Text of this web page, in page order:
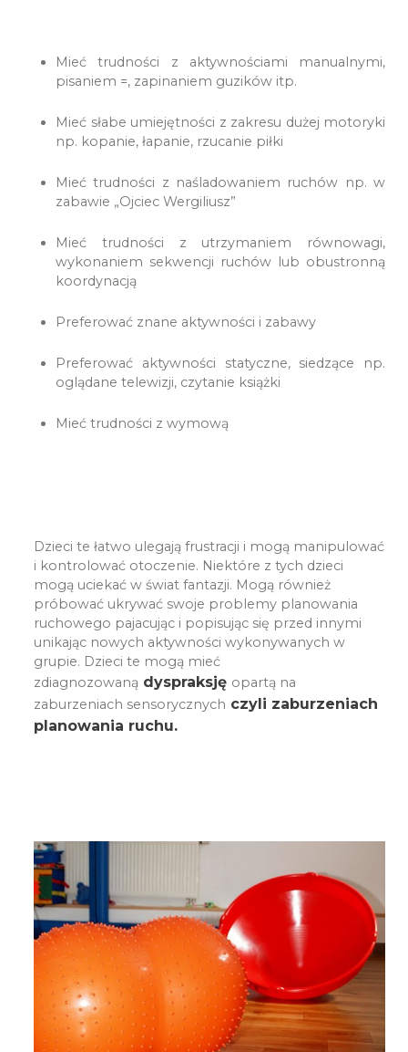
Mieć trudności z aktywnościami manualnymi,
pisaniem =, zapinaniem guzików itp.
Mieć słabe umiejętności z zakresu dużej motoryki
np. kopanie, łapanie, rzucanie piłki
Mieć trudności z naśladowaniem ruchów np. w
zabawie „Ojciec Wergiliusz”
Mieć trudności z utrzymaniem równowagi,
wykonaniem sekwencji ruchów lub obustronną
koordynacją
Preferować znane aktywności i zabawy
Preferować aktywności statyczne, siedzące np.
oglądane telewizji, czytanie książki
Mieć trudności z wymową
Dzieci te łatwo ulegają frustracji i mogą manipulować
i kontrolować otoczenie. Niektóre z tych dzieci
mogą uciekać w świat fantazji. Mogą również
próbować ukrywać swoje problemy planowania
ruchowego pajacując i popisując się przed innymi
unikając nowych aktywności wykonywanych w
grupie. Dzieci te mogą mieć
zdiagnozowaną dyspraksję opartą na
zaburzeniach sensorycznych czyli zaburzeniach
planowania ruchu.